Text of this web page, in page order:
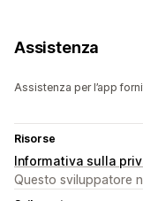
Assistenza
Assistenza per l’app
Risorse
Informativa sulla
Questo sviluppatore